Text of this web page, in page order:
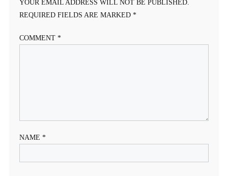
YOUR EMAIL ADDRESS WILL NOT BE PUBLISHED.
REQUIRED FIELDS ARE MARKED *
COMMENT *
NAME *